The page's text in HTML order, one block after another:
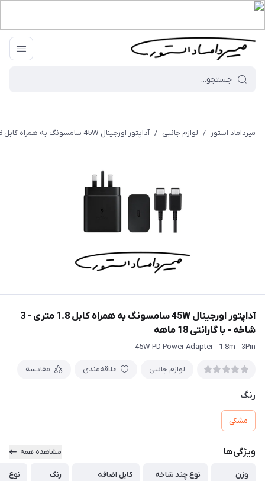
میرداماد استور / لوازم جانبی / آداپتور اورجینال 45W سامسونگ به همراه کابل 1.8 متری - 3 شاخه - با گارانتی 18 ماهه
آداپتور اورجینال 45W سامسونگ به همراه کابل 1.8 متری - 3
شاخه - با گارانتی 18 ماهه
45W PD Power Adapter - 1.8m - 3Pin
لوازم جانبی علاقه‌مندی مقایسه
رنگ
مشکی
ویژگی‌ها مشاهده همه
وزن
نوع چند شاخه
کابل اضافه
رنگ
نوع